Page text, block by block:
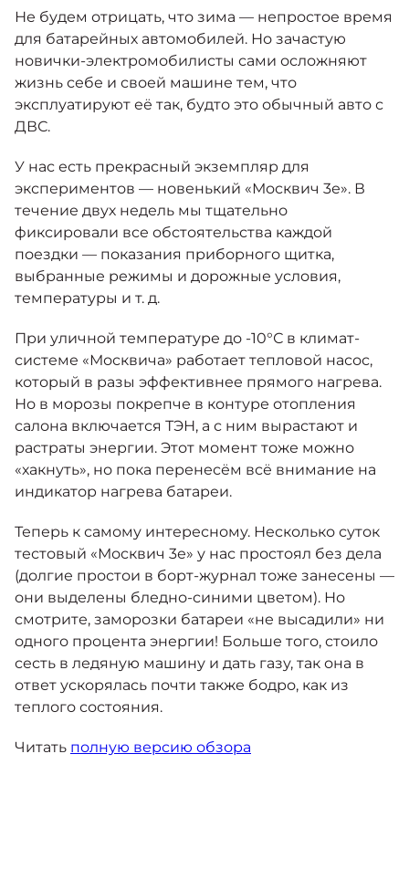
Яркий динамичный седан
от 2 237 000 ₽*
Кроссовер, создающий равные
возможности
от 2 069 000 ₽*
Практичный семиместный
Кредитные программы
Спецпредложения
Калькулятор трейд-ин
Страховые программы
Моторное масло
СЕРВИСНЫЕ АКЦИИ
АКСЕССУАРЫ
КОНТАКТЫ
Не будем отрицать, что зима — непростое время
для батарейных автомобилей. Но зачастую
новички-электромобилисты сами осложняют
жизнь себе и своей машине тем, что
эксплуатируют её так, будто это обычный авто с
ДВС.
У нас есть прекрасный экземпляр для
экспериментов — новенький «Москвич 3е». В
течение двух недель мы тщательно
фиксировали все обстоятельства каждой
поездки — показания приборного щитка,
выбранные режимы и дорожные условия,
температуры и т. д.
При уличной температуре до -10°С в климат-
системе «Москвича» работает тепловой насос,
который в разы эффективнее прямого нагрева.
Но в морозы покрепче в контуре отопления
салона включается ТЭН, а с ним вырастают и
растраты энергии. Этот момент тоже можно
«хакнуть», но пока перенесём всё внимание на
индикатор нагрева батареи.
Теперь к самому интересному. Несколько суток
тестовый «Москвич 3е» у нас простоял без дела
(долгие простои в борт-журнал тоже занесены —
они выделены бледно-синими цветом). Но
смотрите, заморозки батареи «не высадили» ни
одного процента энергии! Больше того, стоило
сесть в ледяную машину и дать газу, так она в
ответ ускорялась почти также бодро, как из
теплого состояния.
Читать полную версию обзора